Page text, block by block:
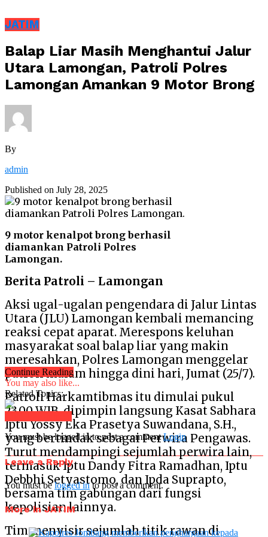
JATIM
Balap Liar Masih Menghantui Jalur
Utara Lamongan, Patroli Polres
Lamongan Amankan 9 Motor Brong
By
admin
Published on July 28, 2025
9 motor kenalpot brong berhasil
diamankan Patroli Polres
Lamongan.
Berita Patroli – Lamongan
Aksi ugal-ugalan pengendara di Jalur Lintas
Utara (JLU) Lamongan kembali memancing
reaksi cepat aparat. Merespons keluhan
masyarakat soal balap liar yang makin
meresahkan, Polres Lamongan menggelar
patroli malam hingga dini hari, Jumat (25/7).
Patroli Harkamtibmas itu dimulai pukul
23.00 WIB, dipimpin langsung Kasat Sabhara
Iptu Yossy Eka Prasetya Suwandana, S.H.,
yang bertindak sebagai Perwira Pengawas.
Turut mendampingi sejumlah perwira lain,
termasuk Iptu Dandy Fitra Ramadhan, Iptu
Debbhi Setyastomo, dan Ipda Suprapto,
bersama tim gabungan dari fungsi
kepolisian lainnya.
Tim menyisir sejumlah titik rawan di
Continue Reading
You may also like...
Related Topics:
You must be logged in to post a commentLogin
Leave a Reply
You must belogged into post a comment.
More in JATIM